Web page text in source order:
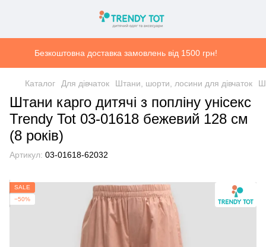
Безкоштовна доставка замовлень від 1500 грн!
Каталог Для дівчаток Штани, шорти, лосини для дівчаток
Штани карго дитячі з попліну унісекс
Trendy Tot 03-01618 бежевий 128 см
(8 років)
Артикул: 03-01618-62032
SALE
−50%